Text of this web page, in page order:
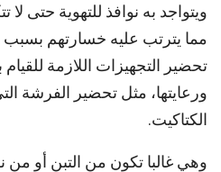
ويتواجد به نوافذ للتهوية حتى لا
مما يترتب عليه خسارتهم بسبب
تحضير التجهيزات اللازمة للقيام
ورعايتها، مثل تحضير الفرشة
الكتاكيت.
وهي غالبا تكون من التبن أو